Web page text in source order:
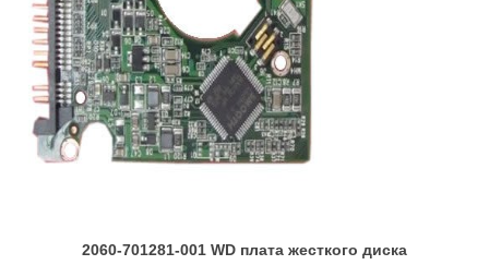
2060-701281-001 WD плата жесткого диска